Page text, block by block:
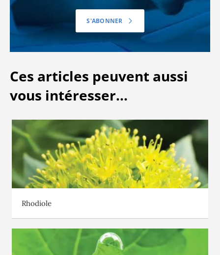
S'ABONNER
Ces articles peuvent aussi
vous intéresser...
Rhodiole